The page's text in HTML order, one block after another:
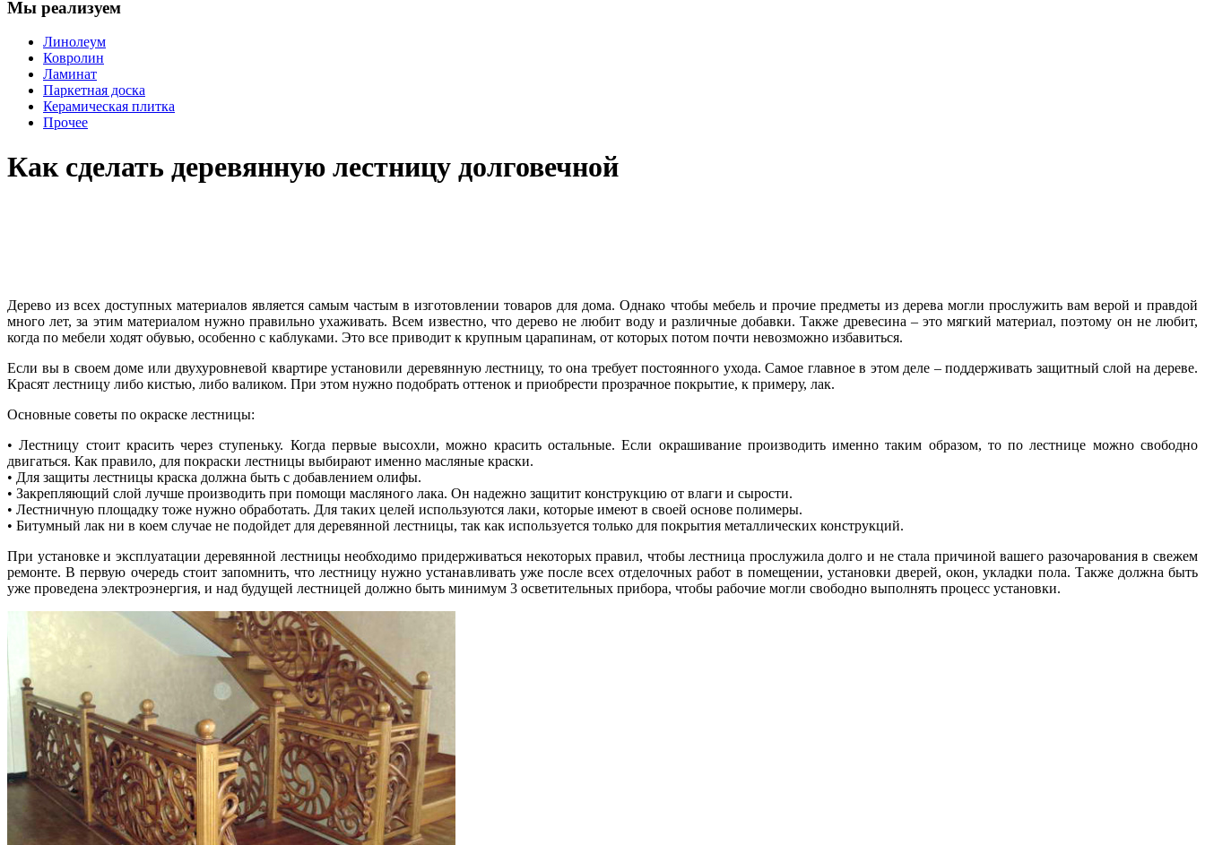
Мы реализуем
Линолеум
Ковролин
Ламинат
Паркетная доска
Керамическая плитка
Прочее
Как сделать деревянную лестницу долговечной
Дерево из всех доступных материалов является самым частым в изготовлении товаров для дома. Однако чтобы мебель и прочие предметы из дерева могли прослужить вам верой и правдой
много лет, за этим материалом нужно правильно ухаживать. Всем известно, что дерево не любит воду и различные добавки. Также древесина – это мягкий материал, поэтому он не любит,
когда по мебели ходят обувью, особенно с каблуками. Это все приводит к крупным царапинам, от которых потом почти невозможно избавиться.
Если вы в своем доме или двухуровневой квартире установили деревянную лестницу, то она требует постоянного ухода. Самое главное в этом деле – поддерживать защитный слой на дереве.
Красят лестницу либо кистью, либо валиком. При этом нужно подобрать оттенок и приобрести прозрачное покрытие, к примеру, лак.
Основные советы по окраске лестницы:
• Лестницу стоит красить через ступеньку. Когда первые высохли, можно красить остальные. Если окрашивание производить именно таким образом, то по лестнице можно свободно
двигаться. Как правило, для покраски лестницы выбирают именно масляные краски.
• Для защиты лестницы краска должна быть с добавлением олифы.
• Закрепляющий слой лучше производить при помощи масляного лака. Он надежно защитит конструкцию от влаги и сырости.
• Лестничную площадку тоже нужно обработать. Для таких целей используются лаки, которые имеют в своей основе полимеры.
• Битумный лак ни в коем случае не подойдет для деревянной лестницы, так как используется только для покрытия металлических конструкций.
При установке и эксплуатации деревянной лестницы необходимо придерживаться некоторых правил, чтобы лестница прослужила долго и не стала причиной вашего разочарования в свежем
ремонте. В первую очередь стоит запомнить, что лестницу нужно устанавливать уже после всех отделочных работ в помещении, установки дверей, окон, укладки пола. Также должна быть
уже проведена электроэнергия, и над будущей лестницей должно быть минимум 3 осветительных прибора, чтобы рабочие могли свободно выполнять процесс установки.